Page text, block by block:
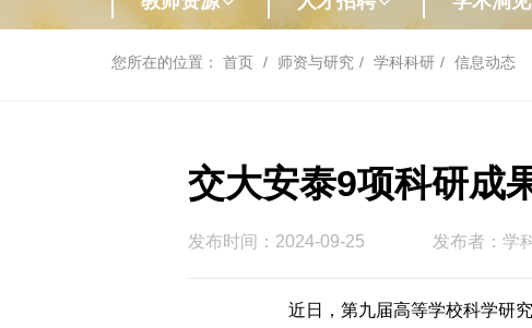
您所在的位置： 首页 师资与研究 学科科研 信息动态
交大安泰9项科研成
发布时间：2024-09-25 发布者：学
近日，第九届高等学校科学研